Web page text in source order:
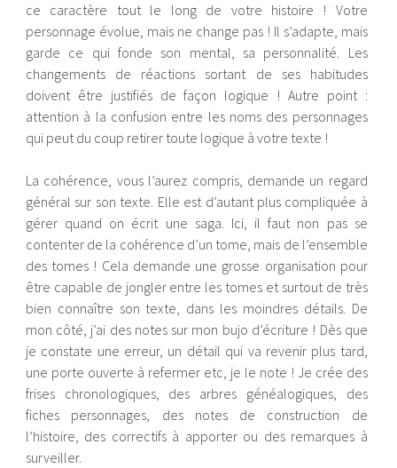
ce caractère tout le long de votre histoire ! Votre
personnage évolue, mais ne change pas ! Il s’adapte, mais
garde ce qui fonde son mental, sa personnalité. Les
changements de réactions sortant de ses habitudes
doivent être justifiés de façon logique ! Autre point :
attention à la confusion entre les noms des personnages
qui peut du coup retirer toute logique à votre texte !
La cohérence, vous l’aurez compris, demande un regard
général sur son texte. Elle est d’autant plus compliquée à
gérer quand on écrit une saga. Ici, il faut non pas se
contenter de la cohérence d’un tome, mais de l’ensemble
des tomes ! Cela demande une grosse organisation pour
être capable de jongler entre les tomes et surtout de très
bien connaître son texte, dans les moindres détails. De
mon côté, j’ai des notes sur mon bujo d’écriture ! Dès que
je constate une erreur, un détail qui va revenir plus tard,
une porte ouverte à refermer etc, je le note ! Je crée des
frises chronologiques, des arbres généalogiques, des
fiches personnages, des notes de construction de
l’histoire, des correctifs à apporter ou des remarques à
surveiller.